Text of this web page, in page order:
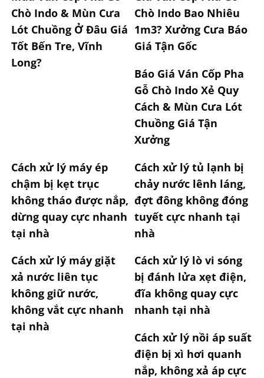
Chò Indo & Mùn Cưa
Lót Chuồng Ở Đâu Giá
Tốt Bến Tre, Vĩnh
Long?
Chò Indo Bao Nhiêu
1m3? Xưởng Cưa Báo
Giá Tận Gốc
Báo Giá Ván Cốp Pha
Gỗ Chò Indo Xẻ Quy
Cách & Mùn Cưa Lót
Chuồng Giá Tận
Xưởng
Cách xử lý máy ép
chậm bị kẹt trục
không tháo được nắp,
dừng quay cực nhanh
tại nhà
Cách xử lý tủ lạnh bị
chảy nước lênh láng,
đợt đông không đóng
tuyết cực nhanh tại
nhà
Cách xử lý máy giặt
xả nước liên tục
không giữ nước,
không vắt cực nhanh
tại nhà
Cách xử lý lò vi sóng
bị đánh lửa xẹt điện,
đĩa không quay cực
nhanh tại nhà
Cách xử lý nồi áp suất
điện bị xì hơi quanh
nắp, không xả áp cực